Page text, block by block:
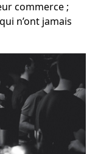
commerce ;
n’ont jamais